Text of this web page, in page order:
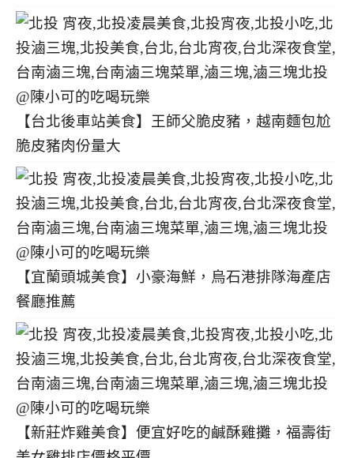
【台北後車站美食】王師父脆皮豬，越南麵包尬
脆皮豬肉份量大
【宜蘭頭城美食】小豪海鮮，烏石港排隊海產店
餐廳推薦
【新莊炸雞美食】便宜好吃的鹹酥雞攤，福壽街